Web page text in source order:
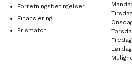
Forretningsbetingelser
Finansiering
Prismatch
Tirsdag
Fredag:
Lørdag: